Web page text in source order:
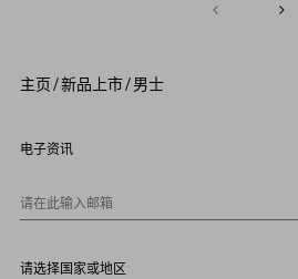
39
主页/新品上市/男士
电子资讯
请在此输入邮箱
请选择国家或地区